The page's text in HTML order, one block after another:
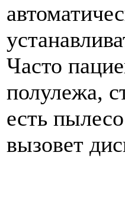
Часто
полулежа,
есть
вызовет